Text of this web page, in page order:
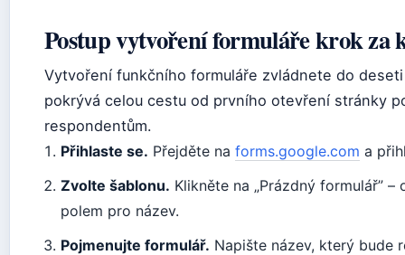
Postup vytvoření formuláře krok za
Vytvoření funkčního formuláře zvládnete do
pokrývá celou cestu od prvního otevření stránky
respondentům.
Přihlaste se. Přejděte naforms.google.com a
Zvolte šablonu. Klikněte na „Prázdný formulář”
polem pro název.
Pojmenujte formulář. Napište název, který bude